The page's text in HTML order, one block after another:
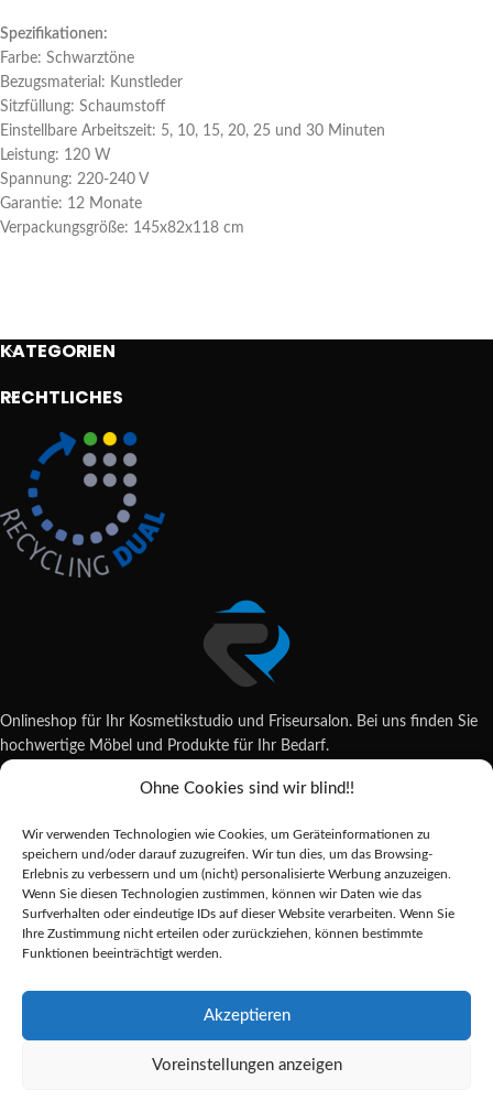
Ohne Cookies sind wir blind!!
Wir verwenden Technologien wie Cookies, um Geräteinformationen zu
speichern und/oder darauf zuzugreifen. Wir tun dies, um das Browsing-
Erlebnis zu verbessern und um (nicht) personalisierte Werbung anzuzeigen.
Wenn Sie diesen Technologien zustimmen, können wir Daten wie das
Surfverhalten oder eindeutige IDs auf dieser Website verarbeiten. Wenn Sie
Ihre Zustimmung nicht erteilen oder zurückziehen, können bestimmte
Funktionen beeinträchtigt werden.
Akzeptieren
Voreinstellungen anzeigen
Spezifikationen:
Farbe: Schwarztöne
Bezugsmaterial: Kunstleder
Sitzfüllung: Schaumstoff
Einstellbare Arbeitszeit: 5, 10, 15, 20, 25 und 30 Minuten
Leistung: 120 W
Spannung: 220-240 V
Garantie: 12 Monate
Verpackungsgröße: 145x82x118 cm
KATEGORIEN
RECHTLICHES
Onlineshop für Ihr Kosmetikstudio und Friseursalon. Bei uns finden Sie
hochwertige Möbel und Produkte für Ihr Bedarf.
Wildsachsener Str. 6, 65207 Wiesbaden
shop@reda-shop.de
REDA SHOP - Hochwertige Studio Ausstattung
2025.
Alle Preise inkl. der gesetzlichen MwSt.
Die durchgestrichenen Preise entsprechen dem bisherigen Preis in diesem
Online-Shop.